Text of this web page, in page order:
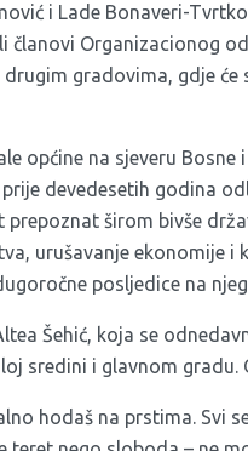
i Lade Bonaveri-
članovi Organizacionog
gradovima, gdje
općine na sjeveru Bosne
devedesetih godina
širom bivše
urušavanje ekonomije i
posljedice na
Šehić, koja se
sredini i glavnom gradu.
hodaš na prstima. Svi